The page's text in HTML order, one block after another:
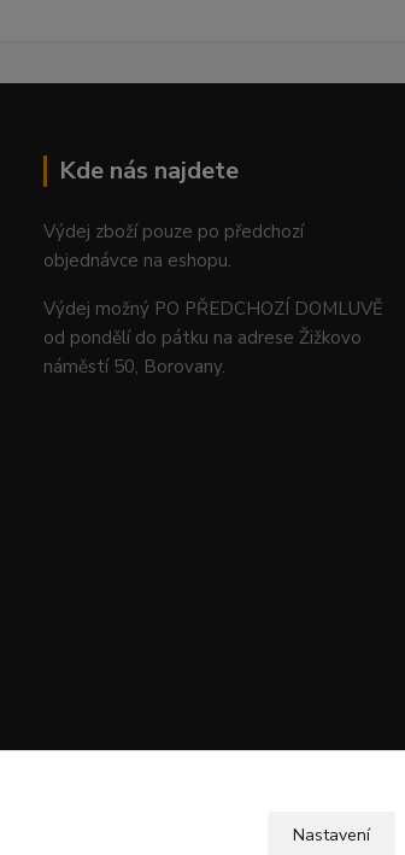
Kde nás najdete
Výdej zboží pouze po předchozí
objednávce na eshopu.
Výdej možný PO PŘEDCHOZÍ DOMLUVĚ
od pondělí do pátku na adrese Žižkovo
náměstí 50, Borovany.
Nastavení